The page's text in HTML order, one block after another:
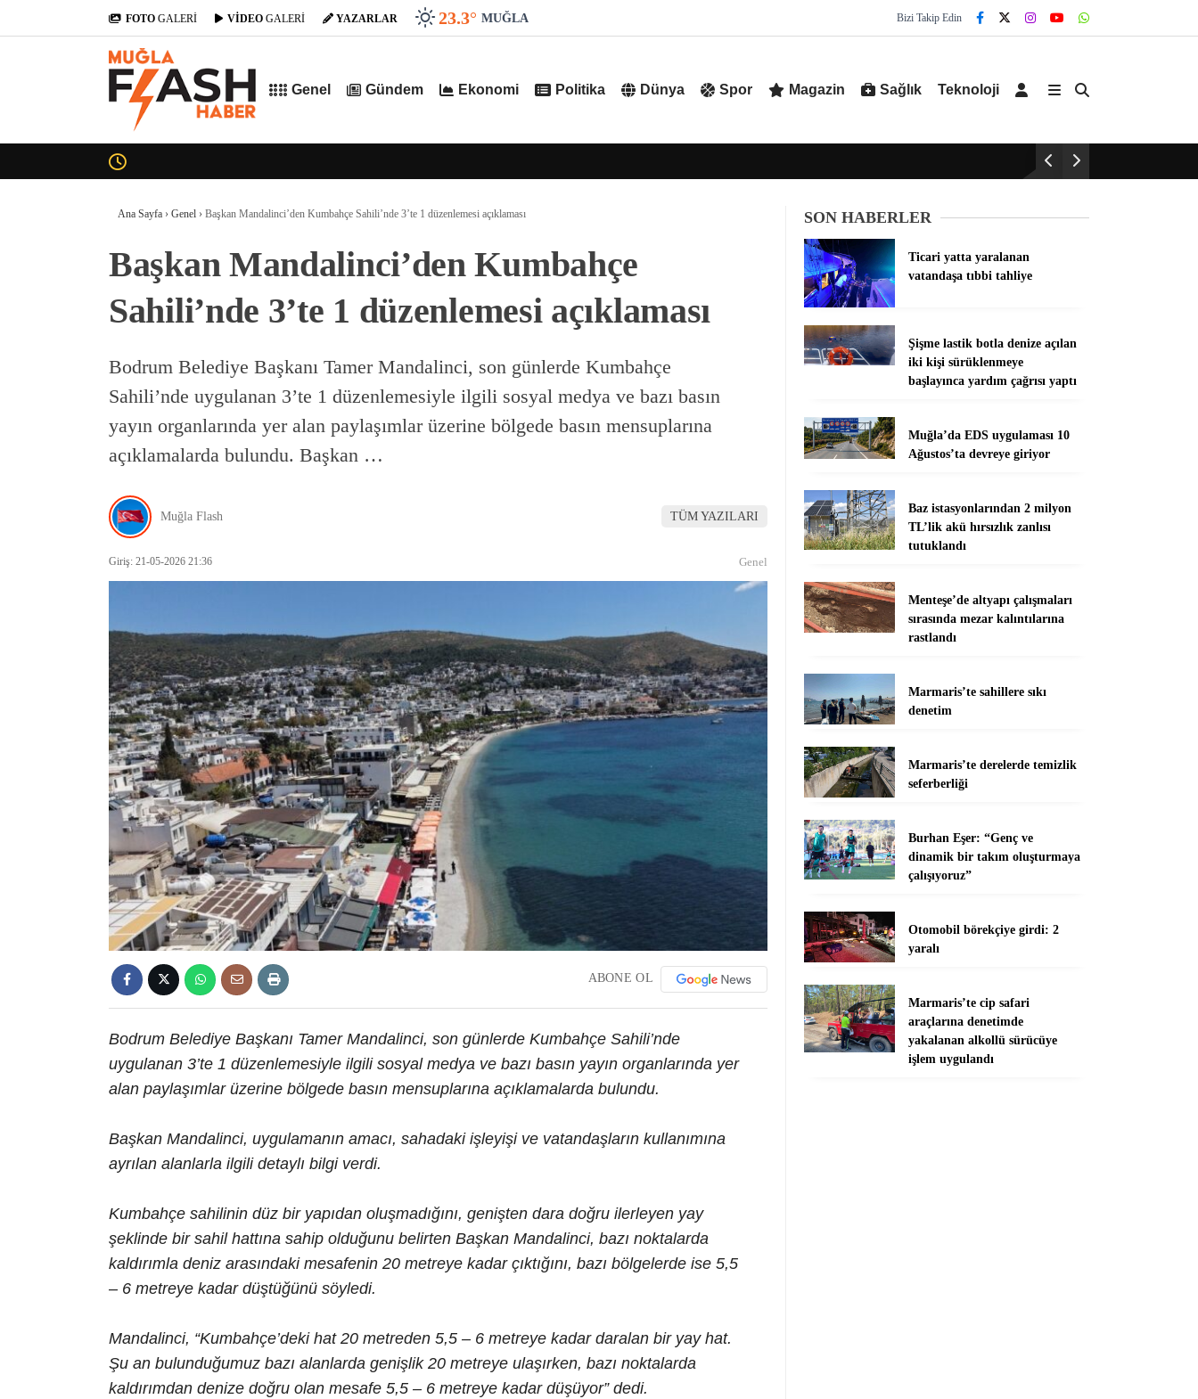
FOTO GALERİ VİDEO GALERİ YAZARLAR 23.3° MUĞLA Bizi Takip Edin
Genel Gündem Ekonomi Politika Dünya Spor Magazin Sağlık Teknoloji
Ana Sayfa › Genel › Başkan Mandalinci’den Kumbahçe Sahili’nde 3’te 1 düzenlemesi açıklaması
Başkan Mandalinci’den Kumbahçe
Sahili’nde 3’te 1 düzenlemesi açıklaması
Bodrum Belediye Başkanı Tamer Mandalinci, son günlerde Kumbahçe
Sahili’nde uygulanan 3’te 1 düzenlemesiyle ilgili sosyal medya ve bazı basın
yayın organlarında yer alan paylaşımlar üzerine bölgede basın mensuplarına
açıklamalarda bulundu. Başkan …
Muğla Flash TÜM YAZILARI
Giriş: 21-05-2026 21:36 Genel
ABONE OL
Bodrum Belediye Başkanı Tamer Mandalinci, son günlerde Kumbahçe Sahili’nde
uygulanan 3’te 1 düzenlemesiyle ilgili sosyal medya ve bazı basın yayın organlarında yer
alan paylaşımlar üzerine bölgede basın mensuplarına açıklamalarda bulundu.
Başkan Mandalinci, uygulamanın amacı, sahadaki işleyişi ve vatandaşların kullanımına
ayrılan alanlarla ilgili detaylı bilgi verdi.
Kumbahçe sahilinin düz bir yapıdan oluşmadığını, genişten dara doğru ilerleyen yay
şeklinde bir sahil hattına sahip olduğunu belirten Başkan Mandalinci, bazı noktalarda
kaldırımla deniz arasındaki mesafenin 20 metreye kadar çıktığını, bazı bölgelerde ise 5,5
– 6 metreye kadar düştüğünü söyledi.
Mandalinci, “Kumbahçe’deki hat 20 metreden 5,5 – 6 metreye kadar daralan bir yay hat.
Şu an bulunduğumuz bazı alanlarda genişlik 20 metreye ulaşırken, bazı noktalarda
kaldırımdan denize doğru olan mesafe 5,5 – 6 metreye kadar düşüyor” dedi.
SON HABERLER
Ticari yatta yaralanan
vatandaşa tıbbi tahliye
Şişme lastik botla denize açılan
iki kişi sürüklenmeye
başlayınca yardım çağrısı yaptı
Muğla’da EDS uygulaması 10
Ağustos’ta devreye giriyor
Baz istasyonlarından 2 milyon
TL’lik akü hırsızlık zanlısı
tutuklandı
Menteşe’de altyapı çalışmaları
sırasında mezar kalıntılarına
rastlandı
Marmaris’te sahillere sıkı
denetim
Marmaris’te derelerde temizlik
seferberliği
Burhan Eşer: “Genç ve
dinamik bir takım oluşturmaya
çalışıyoruz”
Otomobil börekçiye girdi: 2
yaralı
Marmaris’te cip safari
araçlarına denetimde
yakalanan alkollü sürücüye
işlem uygulandı